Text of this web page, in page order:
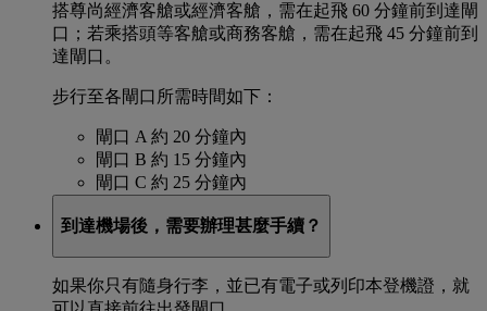
搭尊尚經濟客艙或經濟客艙，需在起飛 60 分鐘前到達閘
口；若乘搭頭等客艙或商務客艙，需在起飛 45 分鐘前到
達閘口。
步行至各閘口所需時間如下：
閘口 A 約 20 分鐘內
閘口 B 約 15 分鐘內
閘口 C 約 25 分鐘內
到達機場後，需要辦理甚麼手續？
如果你只有隨身行李，並已有電子或列印本登機證，就